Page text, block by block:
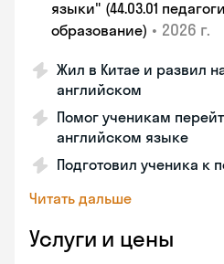
языки" (44.03.01
образование) • 2026 г.
Жил в Китае и развил
английском
Помог ученикам
английском языке
Подготовил ученика к
Читать дальше
Услуги и цены